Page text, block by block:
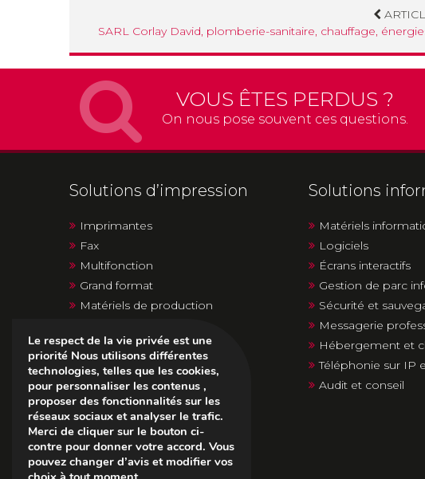
SARL Corlay David, plomberie-sanitaire, chauffage,
VOUS ÊTES PERDUS ?
On nous pose souvent ces questions.
Solutions d’impression
Imprimantes
Fax
Multifonction
Grand format
Matériels de production
MPS
Solutions
Matériels
Logiciels
Écrans interactifs
Gestion de parc
Sécurité et
Messagerie
Hébergement et
Téléphonie sur IP
Audit et conseil
Le respect de la vie privée est une
priorité Nous utilisons différentes
technologies, telles que les cookies,
pour personnaliser les contenus ,
proposer des fonctionnalités sur les
réseaux sociaux et analyser le trafic.
Merci de cliquer sur le bouton ci-
contre pour donner votre accord. Vous
pouvez changer d’avis et modifier vos